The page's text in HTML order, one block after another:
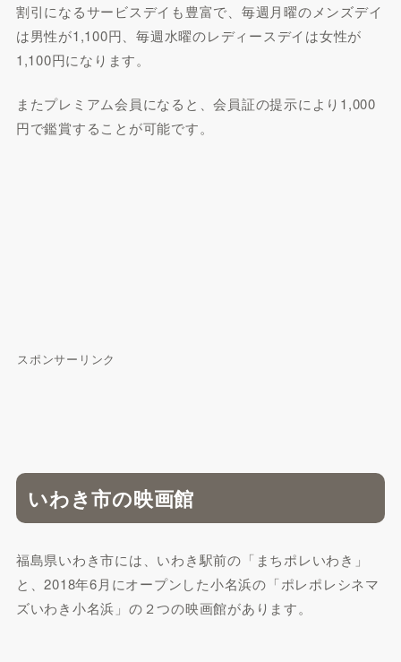
割引になるサービスデイも豊富で、毎週月曜のメンズデイ
は男性が1,100円、毎週水曜のレディースデイは女性が
1,100円になります。
またプレミアム会員になると、会員証の提示により1,000
円で鑑賞することが可能です。
スポンサーリンク
いわき市の映画館
福島県いわき市には、いわき駅前の「まちポレいわき」
と、2018年6月にオープンした小名浜の「ポレポレシネマ
ズいわき小名浜」の２つの映画館があります。